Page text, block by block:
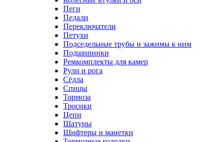
Пеги
Педали
Переключатели
Петухи
Подседельные трубы и зажимы к ним
Подшипники
Ремкомплекты для камер
Рули и рога
Сёдла
Спицы
Тормоза
Тросики
Цепи
Шатуны
Шифтеры и манетки